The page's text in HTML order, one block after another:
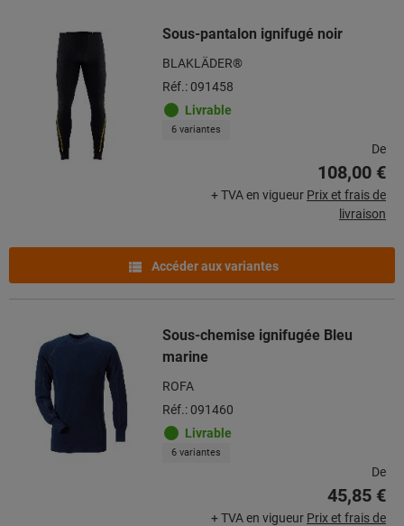
Sous-pantalon ignifugé noir
BLAKLÄDER®
Réf.: 091458
Livrable
6 variantes
De
108,00 €
+ TVA en vigueur Prix et frais de
livraison
Accéder aux variantes
Sous-chemise ignifugée Bleu
marine
ROFA
Réf.: 091460
Livrable
6 variantes
De
45,85 €
+ TVA en vigueur Prix et frais de